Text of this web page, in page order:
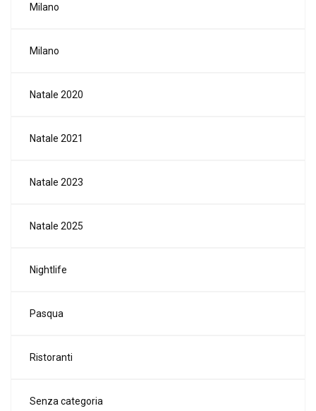
Milano
Milano
Natale 2020
Natale 2021
Natale 2023
Natale 2025
Nightlife
Pasqua
Ristoranti
Senza categoria